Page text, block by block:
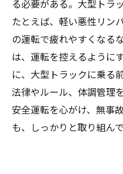
る必要がある。大型トラ
たとえば、軽い悪性リン
の運転で疲れやすくなる
は、運転を控えるように
に、大型トラックに乗る
法律やルール、体調管理
安全運転を心がけ、無事
も、しっかりと取り組ん